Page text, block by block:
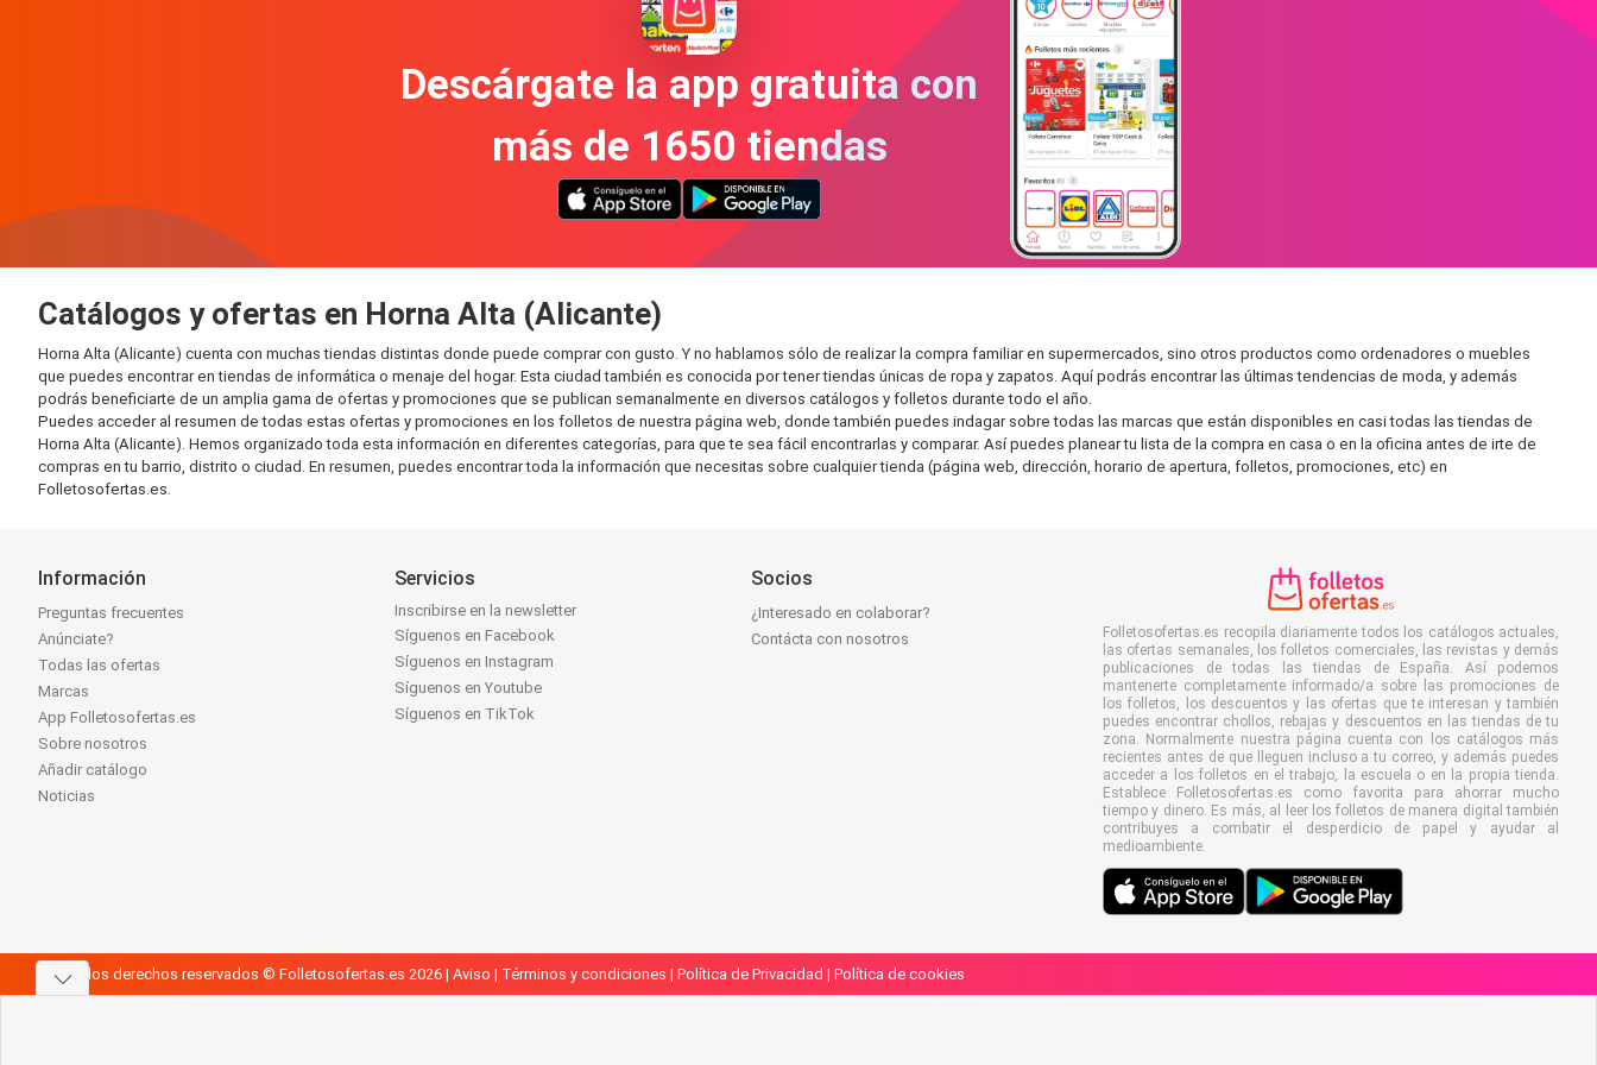
Descárgate la app gratuita con
más de 1650 tiendas
Catálogos y ofertas en Horna Alta (Alicante)
Horna Alta (Alicante) cuenta con muchas tiendas distintas donde puede comprar con gusto. Y no hablamos sólo de realizar la compra familiar en supermercados, sino otros productos como ordenadores o muebles
que puedes encontrar en tiendas de informática o menaje del hogar. Esta ciudad también es conocida por tener tiendas únicas de ropa y zapatos. Aquí podrás encontrar las últimas tendencias de moda, y además
podrás beneficiarte de un amplia gama de ofertas y promociones que se publican semanalmente en diversos catálogos y folletos durante todo el año.
Puedes acceder al resumen de todas estas ofertas y promociones en los folletos de nuestra página web, donde también puedes indagar sobre todas las marcas que están disponibles en casi todas las tiendas de
Horna Alta (Alicante). Hemos organizado toda esta información en diferentes categorías, para que te sea fácil encontrarlas y comparar. Así puedes planear tu lista de la compra en casa o en la oficina antes de irte de
compras en tu barrio, distrito o ciudad. En resumen, puedes encontrar toda la información que necesitas sobre cualquier tienda (página web, dirección, horario de apertura, folletos, promociones, etc) en
Folletosofertas.es.
Información
Preguntas frecuentes
Anúnciate?
Todas las ofertas
Marcas
App Folletosofertas.es
Sobre nosotros
Añadir catálogo
Noticias
Servicios
Inscribirse en la newsletter
Síguenos en Facebook
Síguenos en Instagram
Síguenos en Youtube
Síguenos en TikTok
Socios
¿Interesado en colaborar?
Contácta con nosotros
Folletosofertas.es recopila diariamente todos los catálogos actuales,
las ofertas semanales, los folletos comerciales, las revistas y demás
publicaciones de todas las tiendas de España. Así podemos
mantenerte completamente informado/a sobre las promociones de
los folletos, los descuentos y las ofertas que te interesan y también
puedes encontrar chollos, rebajas y descuentos en las tiendas de tu
zona. Normalmente nuestra página cuenta con los catálogos más
recientes antes de que lleguen incluso a tu correo, y además puedes
acceder a los folletos en el trabajo, la escuela o en la propia tienda.
Establece Folletosofertas.es como favorita para ahorrar mucho
tiempo y dinero. Es más, al leer los folletos de manera digital también
contribuyes a combatir el desperdicio de papel y ayudar al
medioambiente.
Todos los derechos reservados © Folletosofertas.es 2026 | Aviso | Términos y condiciones | Política de Privacidad | Política de cookies